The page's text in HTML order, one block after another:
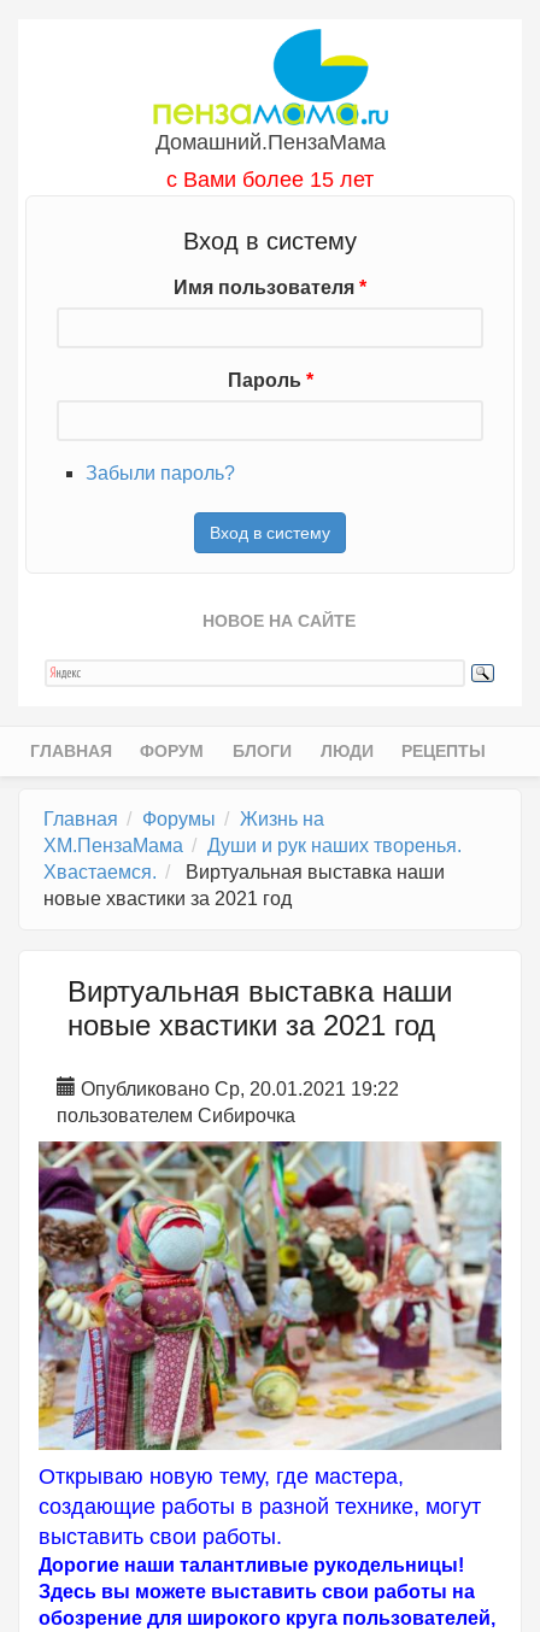
Домашний.ПензаМама
с Вами более 15 лет
Вход в систему
Имя пользователя *
Пароль *
Забыли пароль?
НОВОЕ НА САЙТЕ
Главное меню
ГЛАВНАЯ ФОРУМ БЛОГИ ЛЮДИ РЕЦЕПТЫ
Главная Форумы
Жизнь на
ХМ.ПензаМама
Души и рук наших творенья.
Хвастаемся.
Виртуальная выставка наши
новые хвастики за 2021 год
Виртуальная выставка наши
новые хвастики за 2021 год
Опубликовано Ср, 20.01.2021 19:22
пользователем Сибирочка
Открываю новую тему, где мастера,
создающие работы в разной технике, могут
выставить свои работы.
Дорогие наши талантливые рукодельницы!
Здесь вы можете выставить свои работы на
обозрение для широкого круга пользователей,